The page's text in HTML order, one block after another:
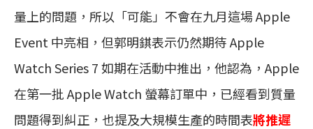
量上的問題，所以「可能」不會在九月這場 Apple
Event 中亮相，但郭明錤表示仍然期待 Apple
Watch Series 7 如期在活動中推出，他認為，Apple
在第一批 Apple Watch 螢幕訂單中，已經看到質量
問題得到糾正，也提及大規模生產的時間表將推遲